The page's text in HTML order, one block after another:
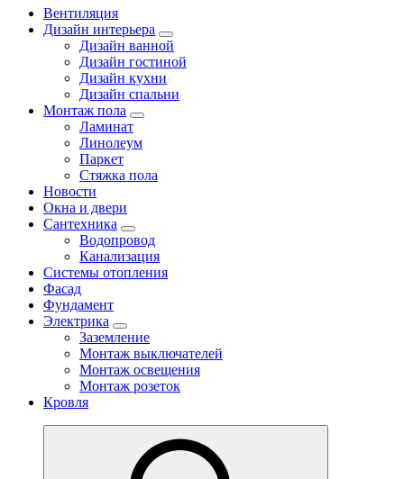
Вентиляция
Дизайн интерьера
Дизайн ванной
Дизайн гостиной
Дизайн кухни
Дизайн спальни
Монтаж пола
Ламинат
Линолеум
Паркет
Стяжка пола
Новости
Окна и двери
Сантехника
Водопровод
Канализация
Системы отопления
Фасад
Фундамент
Электрика
Заземление
Монтаж выключателей
Монтаж освещения
Монтаж розеток
Кровля